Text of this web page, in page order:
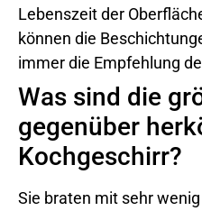
Lebenszeit der
können die
immer die Empfehlung
Was sind die
gegenüber
Kochgeschirr?
Sie braten mit sehr